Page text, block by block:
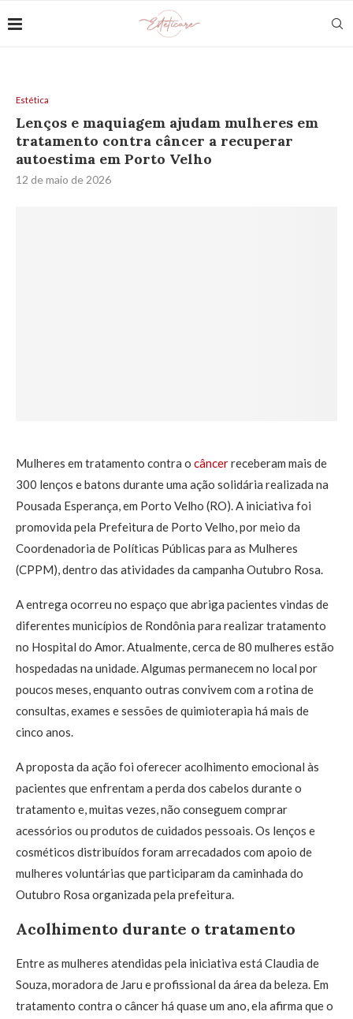
Estética
Lenços e maquiagem ajudam mulheres em
tratamento contra câncer a recuperar
autoestima em Porto Velho
12 de maio de 2026
Mulheres em tratamento contra o câncerreceberam mais de
300 lenços e batons durante uma ação solidária realizada na
Pousada Esperança, em Porto Velho (RO). A iniciativa foi
promovida pela Prefeitura de Porto Velho, por meio da
Coordenadoria de Políticas Públicas para as Mulheres
(CPPM), dentro das atividades da campanha Outubro Rosa.
A entrega ocorreu no espaço que abriga pacientes vindas de
diferentes municípios de Rondônia para realizar tratamento
no Hospital do Amor. Atualmente, cerca de 80 mulheres estão
hospedadas na unidade. Algumas permanecem no local por
poucos meses, enquanto outras convivem com a rotina de
consultas, exames e sessões de quimioterapia há mais de
cinco anos.
A proposta da ação foi oferecer acolhimento emocional às
pacientes que enfrentam a perda dos cabelos durante o
tratamento e, muitas vezes, não conseguem comprar
acessórios ou produtos de cuidados pessoais. Os lenços e
cosméticos distribuídos foram arrecadados com apoio de
mulheres voluntárias que participaram da caminhada do
Outubro Rosa organizada pela prefeitura.
Acolhimento durante o tratamento
Entre as mulheres atendidas pela iniciativa está Claudia de
Souza, moradora de Jaru e profissional da área da beleza. Em
tratamento contra o câncer há quase um ano, ela afirma que o